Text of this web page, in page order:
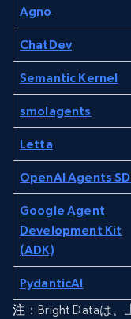
Agno
ChatDev
Semantic Kernel
smolagents
Letta
OpenAI Agents
Google Agent
Development Kit
(ADK)
PydanticAI
注 ：Bright Dataは